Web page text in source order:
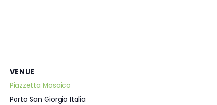
VENUE
Piazzetta Mosaico
Porto San Giorgio Italia